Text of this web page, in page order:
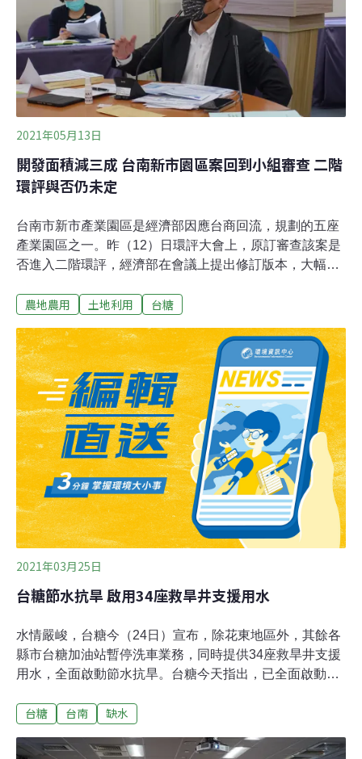
來加碼到48.8萬元[2]。為什麼是20年？這是緣自經濟林所
設定的「輪伐期」概念，
2021年05月13日
開發面積減三成 台南新市園區案回到小組審查 二階
環評與否仍未定
台南市新市產業園區是經濟部因應台商回流，規劃的五座
產業園區之一。昨（12）日環評大會上，原訂審查該案是
否進入二階環評，經濟部在會議上提出修訂版本，大幅將
積，經濟部次長曾文生也親自到場說明。環委決議該案應
此外，環委也再度強調，五座產業園區不應僅以個案審
查，經濟部應整體評估五座園區的廢棄物處理、用水用電
需求等。對此曾文生表示，未來將進行整體的報告說明。
經濟部大幅縮減開發面積 環委：暫不做進入二階環評的決
議為解決台商回流產業缺地，經濟部一口氣於中南部規劃
五座產業園區，包含雲林褒忠產業園區、嘉義水上產業園
區、嘉義中埔產業園區、台南新市產業園區以及北高雄產
業園區，力拚年底前開放業者進駐。台南新市產業園區於
3月進行環評初審，經濟部當時規劃了98.5公頃的開發面
積，雖低於法定應進行二階環評的門檻
農地農用 土地利用 台糖
2021年03月25日
台糖節水抗旱 啟用34座救旱井支援用水
水情嚴峻，台糖今（24日）宣布，除花東地區外，其餘各
縣市台糖加油站暫停洗車業務，同時提供34座救旱井支援
用水，全面啟動節水抗旱。台糖今天指出，已全面啟動節
定不同的節水計畫，包括民生用水採取全面減壓供水，水
防漏水。另外，台糖因應未來民生用水可能減供，已盤點
台糖 台南 缺水